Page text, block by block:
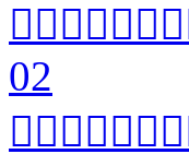

02
